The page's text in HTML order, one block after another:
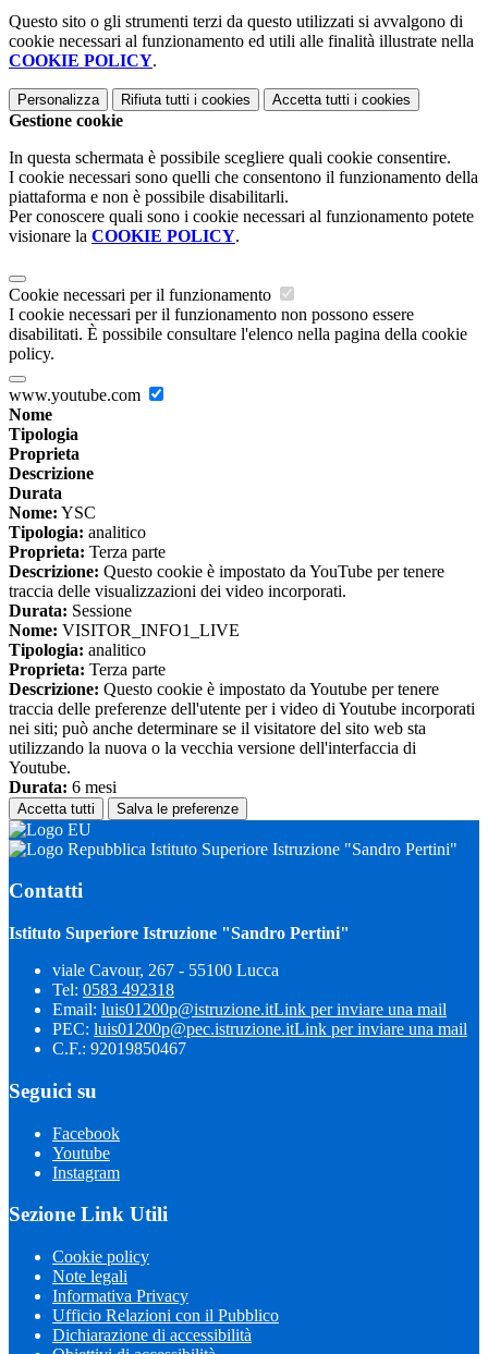
Questo sito o gli strumenti terzi da questo utilizzati si avvalgono di
cookie necessari al funzionamento ed utili alle finalità illustrate nella
COOKIE POLICY.
Personalizza Rifiuta tutti i cookies Accetta tutti i cookies
Gestione cookie
In questa schermata è possibile scegliere quali cookie consentire.
I cookie necessari sono quelli che consentono il funzionamento della
piattaforma e non è possibile disabilitarli.
Per conoscere quali sono i cookie necessari al funzionamento potete
visionare la COOKIE POLICY.
Cookie necessari per il funzionamento
I cookie necessari per il funzionamento non possono essere
disabilitati. È possibile consultare l'elenco nella pagina della cookie
policy.
www.youtube.com
Nome
Tipologia
Proprieta
Descrizione
Durata
Nome: YSC
Tipologia: analitico
Proprieta: Terza parte
Descrizione: Questo cookie è impostato da YouTube per tenere
traccia delle visualizzazioni dei video incorporati.
Durata: Sessione
Nome: VISITOR_INFO1_LIVE
Tipologia: analitico
Proprieta: Terza parte
Descrizione: Questo cookie è impostato da Youtube per tenere
traccia delle preferenze dell'utente per i video di Youtube incorporati
nei siti; può anche determinare se il visitatore del sito web sta
utilizzando la nuova o la vecchia versione dell'interfaccia di
Youtube.
Durata: 6 mesi
Accetta tutti Salva le preferenze
Istituto Superiore Istruzione "Sandro Pertini"
Contatti
Istituto Superiore Istruzione "Sandro Pertini"
viale Cavour, 267 - 55100 Lucca
Tel: 0583 492318
Email: luis01200p@istruzione.itLink per inviare una mail
PEC: luis01200p@pec.istruzione.itLink per inviare una mail
C.F.: 92019850467
Seguici su
Facebook
Youtube
Instagram
Sezione Link Utili
Cookie policy
Note legali
Informativa Privacy
Ufficio Relazioni con il Pubblico
Dichiarazione di accessibilità